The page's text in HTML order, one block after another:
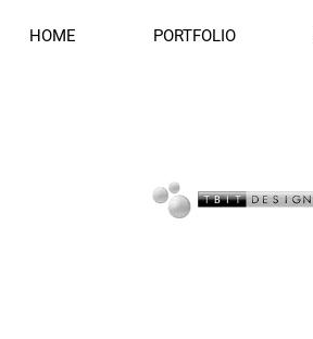
HOME PORTFOLIO